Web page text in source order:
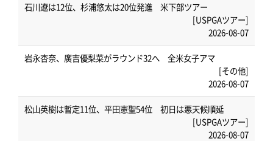
石川遼は12位、杉浦悠太は20位発進 米下部ツアー
[USPGAツアー]
2026-08-07
岩永杏奈、廣吉優梨菜がラウンド32へ 全米女子アマ
[その他]
2026-08-07
松山英樹は暫定11位、平田憲聖54位 初日は悪天候順延
[USPGAツアー]
2026-08-07